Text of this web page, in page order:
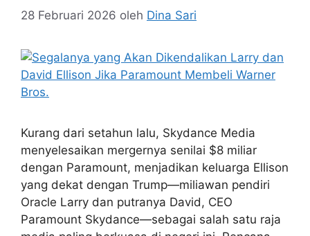
28 Februari 2026 oleh Dina Sari
Kurang dari setahun lalu, Skydance Media
menyelesaikan mergernya senilai $8 miliar
dengan Paramount, menjadikan keluarga Ellison
yang dekat dengan Trump—miliawan pendiri
Oracle Larry dan putranya David, CEO
Paramount Skydance—sebagai salah satu raja